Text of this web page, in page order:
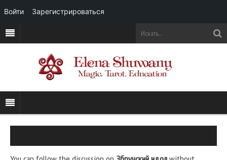
Войти Зарегистрироваться